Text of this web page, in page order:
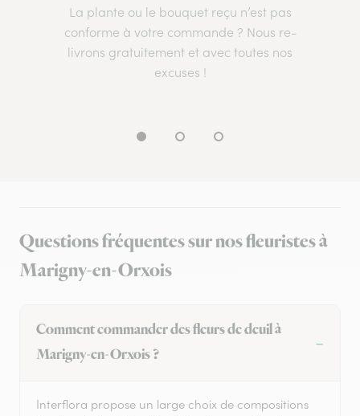
La plante ou le bouquet reçu n’est pas
conforme à votre commande ? Nous re-
livrons gratuitement et avec toutes nos
excuses !
Questions fréquentes sur nos fleuristes à
Marigny-en-Orxois
Comment commander des fleurs de deuil à
Marigny-en-Orxois ?
Interflora propose un large choix de compositions